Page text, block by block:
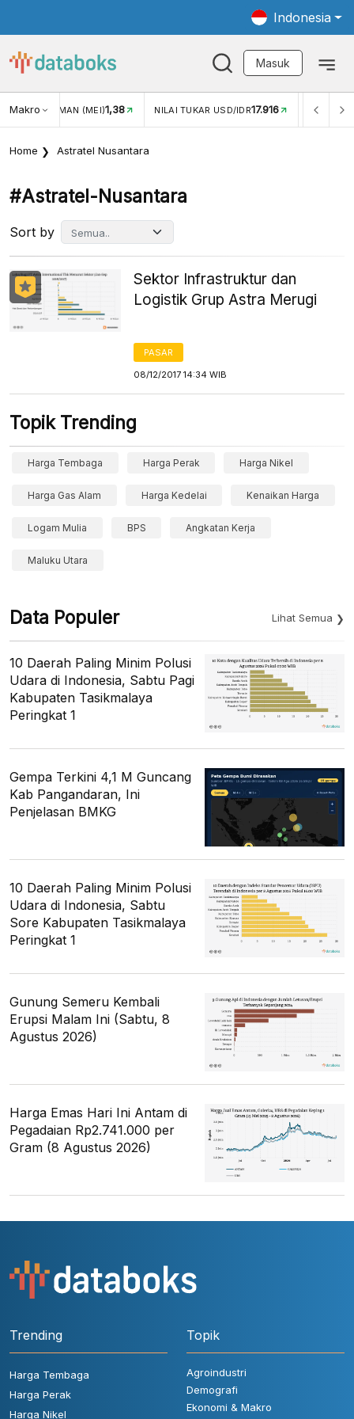
Indonesia
Masuk
MakroWISMAN (MEI)1,38 NILAI TUKAR USD/IDR17.916 INFLASI
Home Astratel Nusantara
#astratel-Nusantara
Sort by
Sektor Infrastruktur dan
Logistik Grup Astra Merugi
PASAR
08/12/2017 14:34 WIB
Topik Trending
Harga Tembaga Harga Perak Harga Nikel
Harga Gas Alam Harga Kedelai Kenaikan Harga
Logam Mulia BPS Angkatan Kerja
Maluku Utara
Data Populer Lihat Semua
10 Daerah Paling Minim Polusi
Udara di Indonesia, Sabtu Pagi
Kabupaten Tasikmalaya
Peringkat 1
Gempa Terkini 4,1 M Guncang
Kab Pangandaran, Ini
Penjelasan BMKG
10 Daerah Paling Minim Polusi
Udara di Indonesia, Sabtu
Sore Kabupaten Tasikmalaya
Peringkat 1
Gunung Semeru Kembali
Erupsi Malam Ini (Sabtu, 8
Agustus 2026)
Harga Emas Hari Ini Antam di
Pegadaian Rp2.741.000 per
Gram (8 Agustus 2026)
Trending
Harga Tembaga
Harga Perak
Harga Nikel
Topik
Agroindustri
Demografi
Ekonomi & Makro